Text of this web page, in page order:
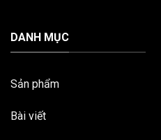
DANH MỤC
Sản phẩm
Bài viết